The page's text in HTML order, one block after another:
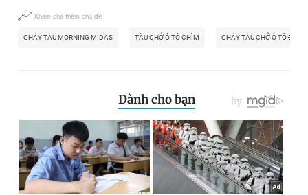
Khám phá thêm chủ đề
CHÁY TÀU MORNING MIDAS TÀU CHỞ Ô TÔ CHÌM CHÁY TÀU CHỞ Ô TÔ ĐIỆN